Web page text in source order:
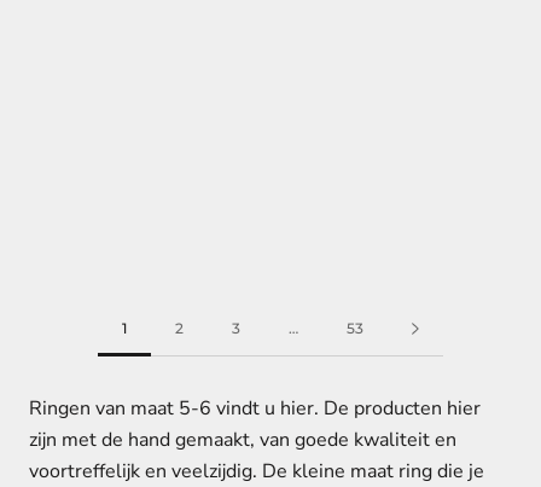
1 2 3 … 53
Ringen van maat 5-6 vindt u hier. De producten hier
zijn met de hand gemaakt, van goede kwaliteit en
voortreffelijk en veelzijdig. De kleine maat ring die je